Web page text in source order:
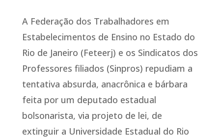
A Federação dos Trabalhadores em
Estabelecimentos de Ensino no Estado do
Rio de Janeiro (Feteerj) e os Sindicatos dos
Professores filiados (Sinpros) repudiam a
tentativa absurda, anacrônica e bárbara
feita por um deputado estadual
bolsonarista, via projeto de lei, de
extinguir a Universidade Estadual do Rio